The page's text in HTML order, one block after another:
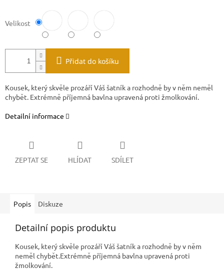
Velikost
Přidat do košíku
Kousek, který skvěle prozáří Váš šatník a rozhodně by v něm neměl
chybět. Extrémně příjemná bavlna upravená proti žmolkování.
Detailní informace
ZEPTAT SE HLÍDAT SDÍLET
Popis Diskuze
Detailní popis produktu
Kousek, který skvěle prozáří Váš šatník a rozhodně by v něm
neměl chybět.Extrémně příjemná bavlna upravená proti
žmolkování.